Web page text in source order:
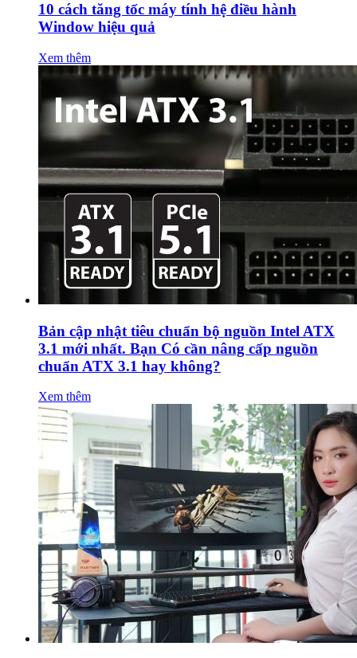
10 cách tăng tốc máy tính hệ điều hành
Window hiệu quả
Xem thêm
Bản cập nhật tiêu chuẩn bộ nguồn Intel ATX
3.1 mới nhất. Bạn Có cần nâng cấp nguồn
chuẩn ATX 3.1 hay không?
Xem thêm